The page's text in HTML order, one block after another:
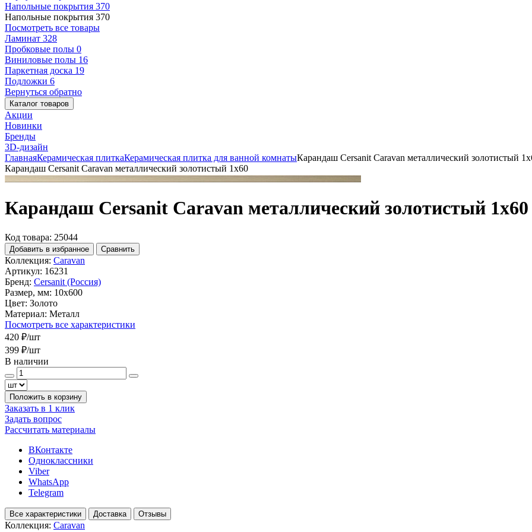
Напольные покрытия 370
Напольные покрытия 370
Посмотреть все товары
Ламинат 328
Пробковые полы 0
Виниловые полы 16
Паркетная доска 19
Подложки 6
Вернуться обратно
Каталог товаров
Акции
Новинки
Бренды
3D-дизайн
ГлавнаяКерамическая плиткаКерамическая плитка для ванной комнатыКарандаш Cersanit Caravan металлический золотистый
Карандаш Cersanit Caravan металлический золотистый 1х60
Карандаш Cersanit Caravan металлический золотистый 1х60
Код товара: 25044
Добавить в избранное Сравнить
Коллекция: Caravan
Артикул: 16231
Бренд: Cersanit (Россия)
Размер, мм: 10x600
Цвет: Золото
Материал: Металл
Посмотреть все характеристики
420 ₽/шт
399 ₽/шт
В наличии
Положить в корзину
Заказать в 1 клик
Задать вопрос
Рассчитать материалы
ВКонтакте
Одноклассники
Viber
WhatsApp
Telegram
Все характеристики Доставка Отзывы
Коллекция: Caravan